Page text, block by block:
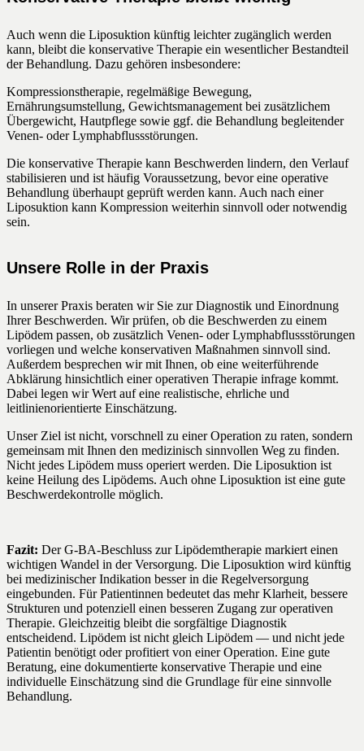
Auch wenn die Liposuktion künftig leichter zugänglich werden
kann, bleibt die konservative Therapie ein wesentlicher Bestandteil
der Behandlung. Dazu gehören insbesondere:
Kompressionstherapie, regelmäßige Bewegung,
Ernährungsumstellung, Gewichtsmanagement bei zusätzlichem
Übergewicht, Hautpflege sowie ggf. die Behandlung begleitender
Venen- oder Lymphabflussstörungen.
Die konservative Therapie kann Beschwerden lindern, den Verlauf
stabilisieren und ist häufig Voraussetzung, bevor eine operative
Behandlung überhaupt geprüft werden kann. Auch nach einer
Liposuktion kann Kompression weiterhin sinnvoll oder notwendig
sein.
Unsere Rolle in der Praxis
In unserer Praxis beraten wir Sie zur Diagnostik und Einordnung
Ihrer Beschwerden. Wir prüfen, ob die Beschwerden zu einem
Lipödem passen, ob zusätzlich Venen- oder Lymphabflussstörungen
vorliegen und welche konservativen Maßnahmen sinnvoll sind.
Außerdem besprechen wir mit Ihnen, ob eine weiterführende
Abklärung hinsichtlich einer operativen Therapie infrage kommt.
Dabei legen wir Wert auf eine realistische, ehrliche und
leitlinienorientierte Einschätzung.
Unser Ziel ist nicht, vorschnell zu einer Operation zu raten, sondern
gemeinsam mit Ihnen den medizinisch sinnvollen Weg zu finden.
Nicht jedes Lipödem muss operiert werden. Die Liposuktion ist
keine Heilung des Lipödems. Auch ohne Liposuktion ist eine gute
Beschwerdekontrolle möglich.
Fazit: Der G-BA-Beschluss zur Lipödemtherapie markiert einen
wichtigen Wandel in der Versorgung. Die Liposuktion wird künftig
bei medizinischer Indikation besser in die Regelversorgung
eingebunden. Für Patientinnen bedeutet das mehr Klarheit, bessere
Strukturen und potenziell einen besseren Zugang zur operativen
Therapie. Gleichzeitig bleibt die sorgfältige Diagnostik
entscheidend. Lipödem ist nicht gleich Lipödem — und nicht jede
Patientin benötigt oder profitiert von einer Operation. Eine gute
Beratung, eine dokumentierte konservative Therapie und eine
individuelle Einschätzung sind die Grundlage für eine sinnvolle
Behandlung.